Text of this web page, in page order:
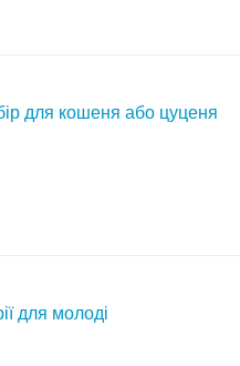
для кошеня або цуценя
для молоді